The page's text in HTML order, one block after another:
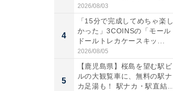
2026/08/03
4
「15分で完成してめちゃ楽し
かった」3COINSの「モール
ドールトレカケースキッ...
2026/08/05
5
【鹿児島県】桜島を望む駅ビ
ルの大観覧車に、無料の駅ナ
カ足湯も！ 駅ナカ・駅直結